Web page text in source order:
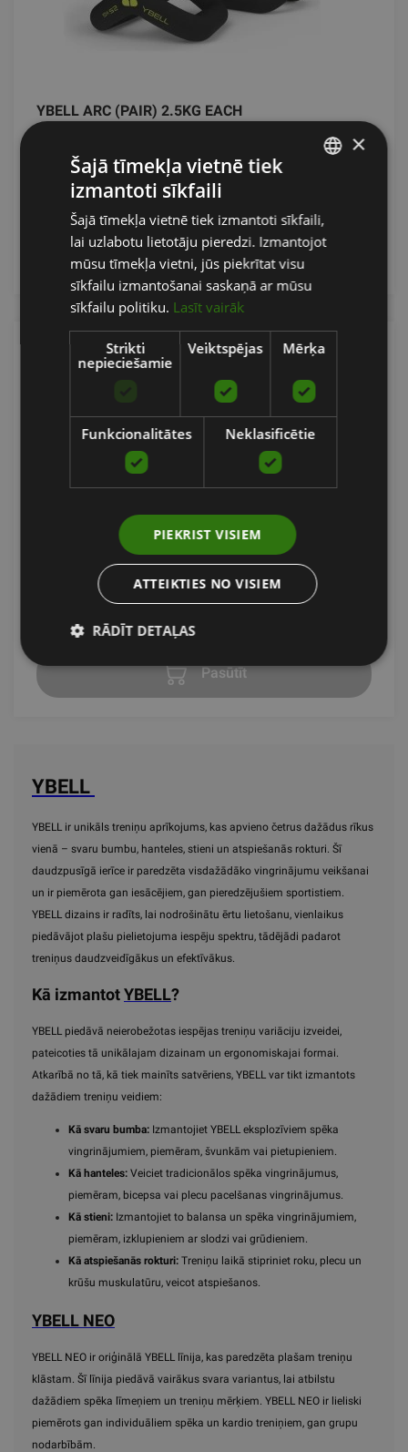
YBELL ARC (PAIR) 2.5KG EACH
109.00€
Pasūtīt
YBELL PRO 16KG (GAB)
169.00€
Pasūtīt
YBELL
YBELL ir unikāls treniņu aprīkojums, kas apvieno četrus dažādus rīkus
vienā – svaru bumbu, hanteles, stieni un atspiešanās rokturi. Šī
daudzpusīgā ierīce ir paredzēta visdažādāko vingrinājumu veikšanai
un ir piemērota gan iesācējiem, gan pieredzējušiem sportistiem.
YBELL dizains ir radīts, lai nodrošinātu ērtu lietošanu, vienlaikus
piedāvājot plašu pielietojuma iespēju spektru, tādējādi padarot
treniņus daudzveidīgākus un efektīvākus.
Kā izmantotYBELL?
YBELL piedāvā neierobežotas iespējas treniņu variāciju izveidei,
pateicoties tā unikālajam dizainam un ergonomiskajai formai.
Atkarībā no tā, kā tiek mainīts satvēriens, YBELL var tikt izmantots
dažādiem treniņu veidiem:
Kā svaru bumba: Izmantojiet YBELL eksplozīviem spēka
vingrinājumiem, piemēram, švunkām vai pietupieniem.
Kā hanteles: Veiciet tradicionālos spēka vingrinājumus,
piemēram, bicepsa vai plecu pacelšanas vingrinājumus.
Kā stieni: Izmantojiet to balansa un spēka vingrinājumiem,
piemēram, izklupieniem ar slodzi vai grūdieniem.
Kā atspiešanās rokturi: Treniņu laikā stipriniet roku, plecu un
krūšu muskulatūru, veicot atspiešanos.
YBELL NEO
YBELL NEO ir oriģinālā YBELL līnija, kas paredzēta plašam treniņu
klāstam. Šī līnija piedāvā vairākus svara variantus, lai atbilstu
dažādiem spēka līmeņiem un treniņu mērķiem. YBELL NEO ir lieliski
piemērots gan individuāliem spēka un kardio treniņiem, gan grupu
nodarbībām.
ENGLISH
RUSSIAN
×
Šajā tīmekļa vietnē tiek
izmantoti sīkfaili
Šajā tīmekļa vietnē tiek izmantoti sīkfaili,
lai uzlabotu lietotāju pieredzi. Izmantojot
mūsu tīmekļa vietni, jūs piekrītat visu
sīkfailu izmantošanai saskaņā ar mūsu
sīkfailu politiku. Lasīt vairāk
Strikti
nepieciešamie
Veiktspējas Mērķa
Funkcionalitātes Neklasificētie
PIEKRIST VISIEM
ATTEIKTIES NO VISIEM
RĀDĪT DETAĻAS